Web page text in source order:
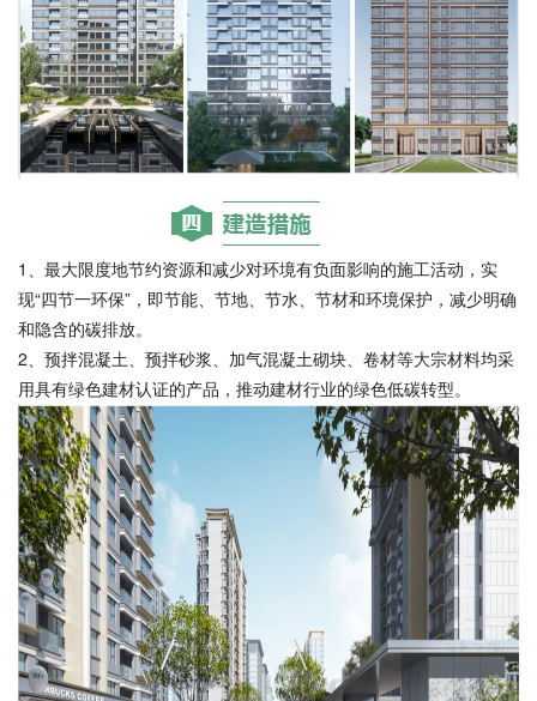
1、最大限度地节约资源和减少对环境有负面影响的施工活动，实
现“四节一环保”，即节能、节地、节水、节材和环境保护，减少明确
和隐含的碳排放。
2、预拌混凝土、预拌砂浆、加气混凝土砌块、卷材等大宗材料均采
用具有绿色建材认证的产品，推动建材行业的绿色低碳转型。